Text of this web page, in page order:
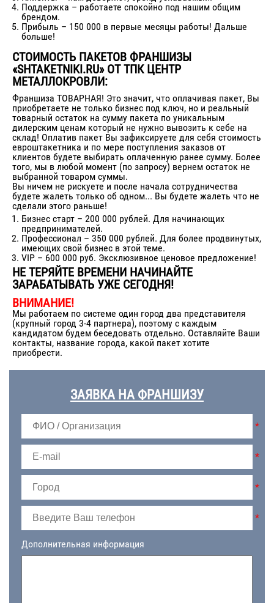
Поддержка – работаете спокойно под нашим общим
брендом.
Прибыль – 150 000 в первые месяцы работы! Дальше
больше!
СТОИМОСТЬ ПАКЕТОВ ФРАНШИЗЫ
«SHTAKETNIKI.RU» ОТ ТПК ЦЕНТР
МЕТАЛЛОКРОВЛИ:
Франшиза ТОВАРНАЯ! Это значит, что оплачивая пакет, Вы
приобретаете не только бизнес под ключ, но и реальный
товарный остаток на сумму пакета по уникальным
дилерским ценам который не нужно вывозить к себе на
склад! Оплатив пакет Вы зафиксируете для себя стоимость
евроштакетника и по мере поступления заказов от
клиентов будете выбирать оплаченную ранее сумму. Более
того, мы в любой момент (по запросу) вернем остаток не
выбранной товаром суммы.
Вы ничем не рискуете и после начала сотрудничества
будете жалеть только об одном... Вы будете жалеть что не
сделали этого раньше!
Бизнес старт – 200 000 рублей. Для начинающих
предпринимателей.
Профессионал – 350 000 рублей. Для более продвинутых,
имеющих свой бизнес в этой теме.
VIP – 600 000 руб. Эксклюзивное ценовое предложение!
НЕ ТЕРЯЙТЕ ВРЕМЕНИ НАЧИНАЙТЕ
ЗАРАБАТЫВАТЬ УЖЕ СЕГОДНЯ!
ВНИМАНИЕ!
Мы работаем по системе один город два представителя
(крупный город 3-4 партнера), поэтому с каждым
кандидатом будем беседовать отдельно. Оставляйте Ваши
контакты, название города, какой пакет хотите
приобрести.
ЗАЯВКА НА ФРАНШИЗУ
*
*
*
*
Дополнительная информация